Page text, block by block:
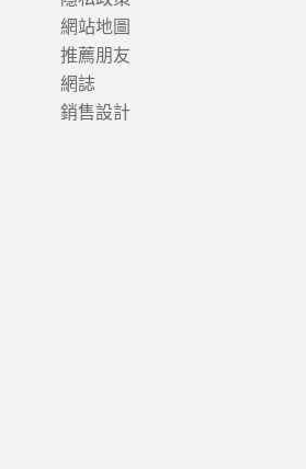
網站地圖
推薦朋友
網誌
銷售設計